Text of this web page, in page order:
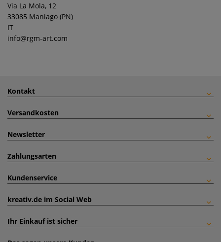
Via La Mola, 12
33085 Maniago (PN)
IT
info@rgm-art.com
Kontakt
Versandkosten
Newsletter
Zahlungsarten
Kundenservice
kreativ.de im Social Web
Ihr Einkauf ist sicher